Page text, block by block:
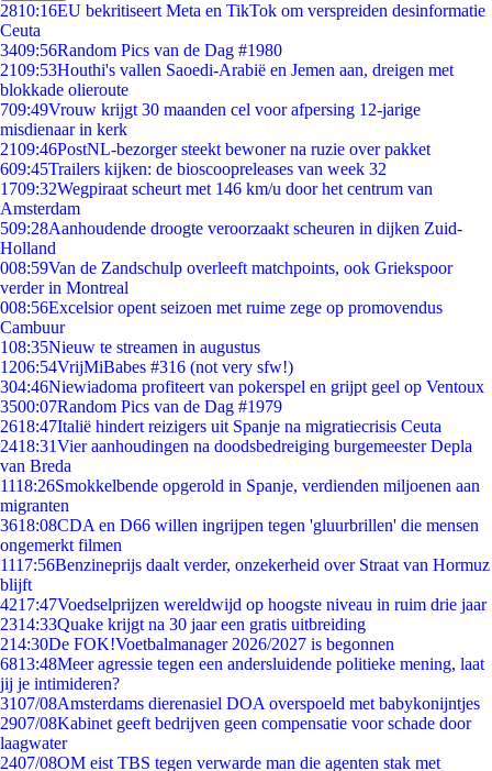
2810:16EU bekritiseert Meta en TikTok om verspreiden desinformatie
Ceuta
3409:56Random Pics van de Dag #1980
2109:53Houthi's vallen Saoedi-Arabië en Jemen aan, dreigen met
blokkade olieroute
709:49Vrouw krijgt 30 maanden cel voor afpersing 12-jarige
misdienaar in kerk
2109:46PostNL-bezorger steekt bewoner na ruzie over pakket
609:45Trailers kijken: de bioscoopreleases van week 32
1709:32Wegpiraat scheurt met 146 km/u door het centrum van
Amsterdam
509:28Aanhoudende droogte veroorzaakt scheuren in dijken Zuid-
Holland
008:59Van de Zandschulp overleeft matchpoints, ook Griekspoor
verder in Montreal
008:56Excelsior opent seizoen met ruime zege op promovendus
Cambuur
108:35Nieuw te streamen in augustus
1206:54VrijMiBabes #316 (not very sfw!)
304:46Niewiadoma profiteert van pokerspel en grijpt geel op Ventoux
3500:07Random Pics van de Dag #1979
2618:47Italië hindert reizigers uit Spanje na migratiecrisis Ceuta
2418:31Vier aanhoudingen na doodsbedreiging burgemeester Depla
van Breda
1118:26Smokkelbende opgerold in Spanje, verdienden miljoenen aan
migranten
3618:08CDA en D66 willen ingrijpen tegen 'gluurbrillen' die mensen
ongemerkt filmen
1117:56Benzineprijs daalt verder, onzekerheid over Straat van Hormuz
blijft
4217:47Voedselprijzen wereldwijd op hoogste niveau in ruim drie jaar
2314:33Quake krijgt na 30 jaar een gratis uitbreiding
214:30De FOK!Voetbalmanager 2026/2027 is begonnen
6813:48Meer agressie tegen een andersluidende politieke mening, laat
jij je intimideren?
3107/08Amsterdams dierenasiel DOA overspoeld met babykonijntjes
2907/08Kabinet geeft bedrijven geen compensatie voor schade door
laagwater
2407/08OM eist TBS tegen verwarde man die agenten stak met